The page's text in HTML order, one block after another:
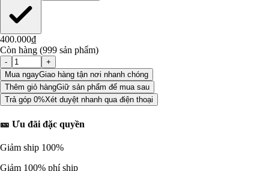
400.000₫
Còn hàng (999 sản phẩm)
-
+
Mua ngayGiao hàng tận nơi nhanh chóng
Thêm giỏ hàngGiữ sản phẩm để mua sau
Trả góp 0%Xét duyệt nhanh qua điện thoại
🎫 Ưu đãi đặc quyền
Giảm ship 100%
Giảm 100% phí ship